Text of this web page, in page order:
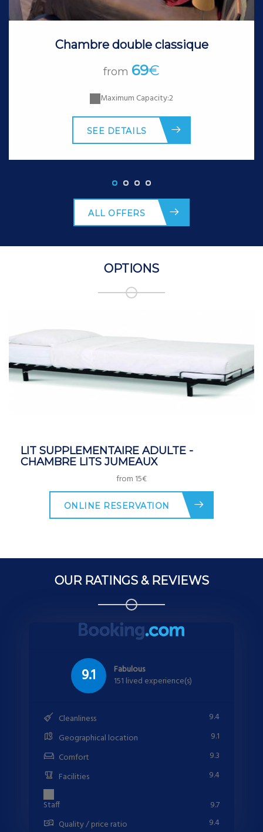
Chambre double classique
from 69€
Maximum Capacity:2
SEE DETAILS
ALL OFFERS
OPTIONS
LIT SUPPLEMENTAIRE ADULTE -
CHAMBRE LITS JUMEAUX
from 15€
ONLINE RESERVATION
OUR RATINGS & REVIEWS
9.1
Fabulous
151 lived experience(s)
Cleanliness
9.4
Geographical location
9.1
Comfort
9.3
Facilities
9.4
Staff
9.7
Quality / price ratio
9.4